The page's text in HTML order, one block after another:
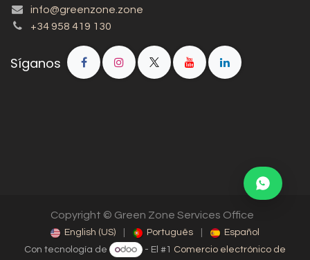
info@greenzone.zone
+34 958 419 130
Síganos
Copyright © Green Zone Services Office
English (US) Português
Español
Con tecnología de
- El #1 Comercio electrónico de